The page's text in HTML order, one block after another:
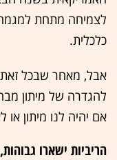
לצמיחה מתחת
כלכלית.
אבל, מאחר שבכל זאת
להגדרה של מיתון
אם יהיה לנו מיתון
הריביות ישארו